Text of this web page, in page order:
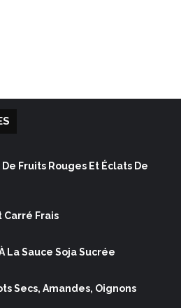
Fruits Rouges Et Éclats De
Carré Frais
La Sauce Soja Sucrée
Secs, Amandes, Oignons